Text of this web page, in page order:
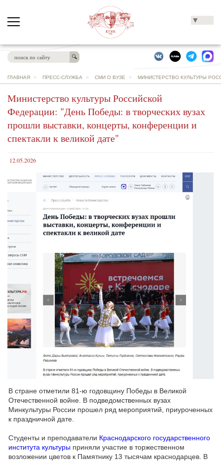
▼
ГЛАВНАЯ > ПРЕСС-СЛУЖБА > СМИ О ВУЗЕ > МИНИСТЕРСТВО КУЛЬТУРЫ
Министерство культуры Российской
Федерации: "День Победы: в творческих вузах
прошли выставки, концерты, конференции и
спектакли к великой дате"
12.05.2026
В стране отметили 81-ю годовщину Победы в Великой
Отечественной войне. В подведомственных вузах
Минкультуры России прошел ряд мероприятий, приуроченных
к праздничной дате.
Студенты и преподаватели Краснодарского государственного
института культуры приняли участие в торжественном
возложении цветов к Памятнику 13 тысячам краснодарцев. В